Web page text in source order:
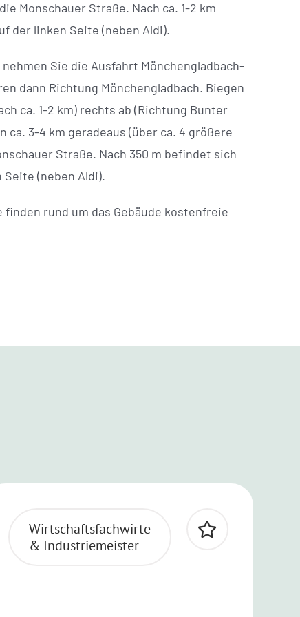
Monschauer Straße. Nach ca. 1-2 km
der linken Seite (neben Aldi).
Sie die Ausfahrt Mönchengladbach-
dann Richtung Mönchengladbach. Biegen
ca. 1-2 km) rechts ab (Richtung Bunter
ca. 3-4 km geradeaus (über ca. 4 größere
Straße. Nach 350 m befindet sich
Seite (neben Aldi).
rund um das Gebäude kostenfreie
Wirtschaftsfachwirte
& Industriemeister